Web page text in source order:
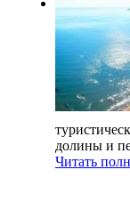
долины и
Читать